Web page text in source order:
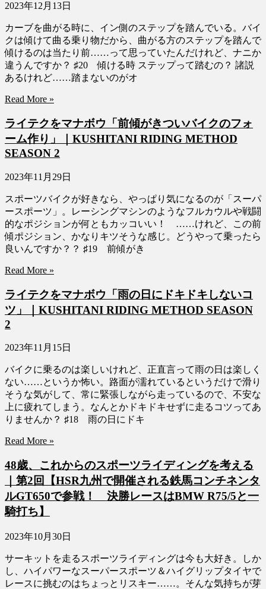
2023年12月13日
カーブを曲がる時に、イン側のステップを踏んでいる。バイ
クは傾けて曲る乗り物だから、曲がる方のステップを踏んで
傾けるのは当たり前……って思っていたんだけれど、ナニか
違うんですか？ ♯20 傾ける時 ステップって踏むの？ 諸説
あるけれど……踏まないのがオ
Read More »
ライテクをマナボウ「前傾がきついバイクのフォ
ーム作り」｜KUSHITANI RIDING METHOD
SEASON 2
2023年11月29日
スポーツバイクが好きなら、やっぱり気になるのが「スーパ
ースポーツ」。レーシングマシンのようなフルカウルや戦闘
的なポジションが何ともカッコいい！ ……けれど、この前
傾ポジション、かなりキツそうな感じ。どうやって乗ったら
良いんですか？？ ♯19 前傾がき
Read More »
ライテクをマナボウ「雨の日にドキドキしないコ
ツ」｜KUSHITANI RIDING METHOD SEASON
2
2023年11月15日
バイクに乗るのは楽しいけれど、正直言って雨の日は楽しく
ない……というか怖い。路面が濡れているというだけで滑り
そうな気がして、常に緊張しながら走っているので、不安な
上に疲れてしまう。なんとかドキドキせずに走るコツってあ
りませんか？ ♯18 雨の日にドキ
Read More »
48歳、これからのスポーツライディングを考える
｜第2回【HSR九州で開催される鉄馬コンチネンタ
ルGT650で参戦！ 決勝レースはBMW R75/5と一
騎打ち】
2023年10月30日
サーキットを走るスポーツライディングは今も大好き。しか
し、ハイパワーなスーパースポーツ＆ハイグリップタイヤで
レースに挑むのはちょっとリスキー……。そんな気持ちが芽